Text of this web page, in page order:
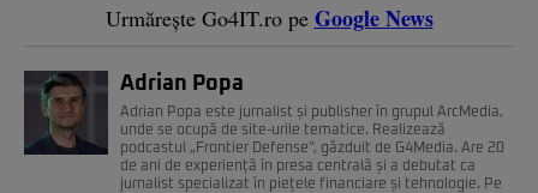
Urmărește Go4IT.ro pe Google News
Adrian Popa
Adrian Popa este jurnalist și publisher în grupul ArcMedia,
unde se ocupă de site-urile tematice. Realizează
podcastul „Frontier Defense”, găzduit de G4Media. Are 20
de ani de experiență în presa centrală și a debutat ca
jurnalist specializat în piețele financiare și tehnologie. Pe